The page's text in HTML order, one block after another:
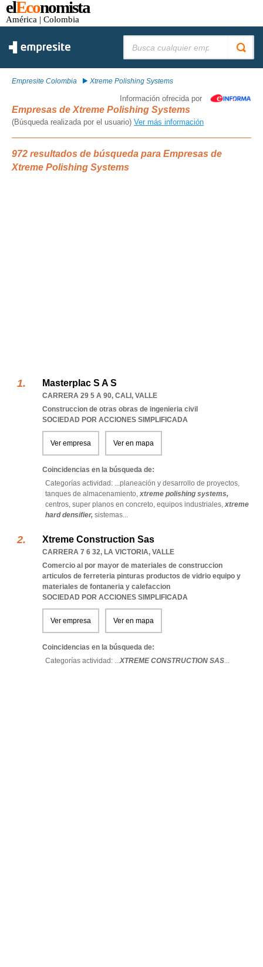
elEconomista
América | Colombia
Empresite Colombia Xtreme Polishing Systems
Información ofrecida por
Empresas de Xtreme Polishing Systems
(Búsqueda realizada por el usuario) Ver más información
972 resultados de búsqueda para Empresas de
Xtreme Polishing Systems
Masterplac S A S
CARRERA 29 5 A 90, CALI , VALLE
Construccion de otras obras de ingenieria civil
SOCIEDAD POR ACCIONES SIMPLIFICADA
Ver empresa Ver en mapa
Coincidencias en la búsqueda de:
Categorías actividad: ...planeación y desarrollo de proyectos,
tanques de almacenamiento,xtreme polishing systems,
centros, super planos en concreto, equipos industriales,xtreme
hard densifier, sistemas...
Xtreme Construction Sas
CARRERA 7 6 32, LA VICTORIA, VALLE
Comercio al por mayor de materiales de construccion
articulos de ferreteria pinturas productos de vidrio equipo y
materiales de fontaneria y calefaccion
SOCIEDAD POR ACCIONES SIMPLIFICADA
Ver empresa Ver en mapa
Coincidencias en la búsqueda de:
Categorías actividad: ...XTREME CONSTRUCTION SAS...